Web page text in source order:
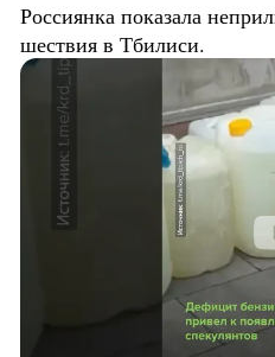
Россиянка показала
шествия в Тбилиси.